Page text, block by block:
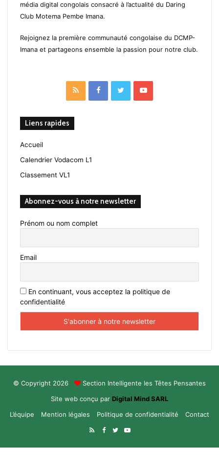
média digital congolais consacré à l’actualité du Daring
Club Motema Pembe Imana.
Rejoignez la première communauté congolaise du DCMP-
Imana et partageons ensemble la passion pour notre club.
RSS FacebookTwitterYouTube
Liens rapides
Accueil
Calendrier Vodacom L1
Classement VL1
Abonnez-vous à notre newsletter
Prénom ou nom complet
Email
En continuant, vous acceptez la politique de
confidentialité
© Copyright 2026
Section Intelligente les Têtes Pensantes
Site web conçu par Digital Mind SARL
L’équipe
Mention légales Politique de confidentialité
Contact
RSSFacebook
TwitterYouTube